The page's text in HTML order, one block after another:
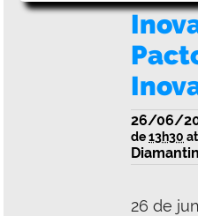
26/06/
de13h30
26 de